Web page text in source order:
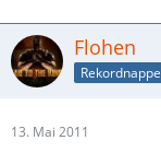
Flohen
13. Mai 2011